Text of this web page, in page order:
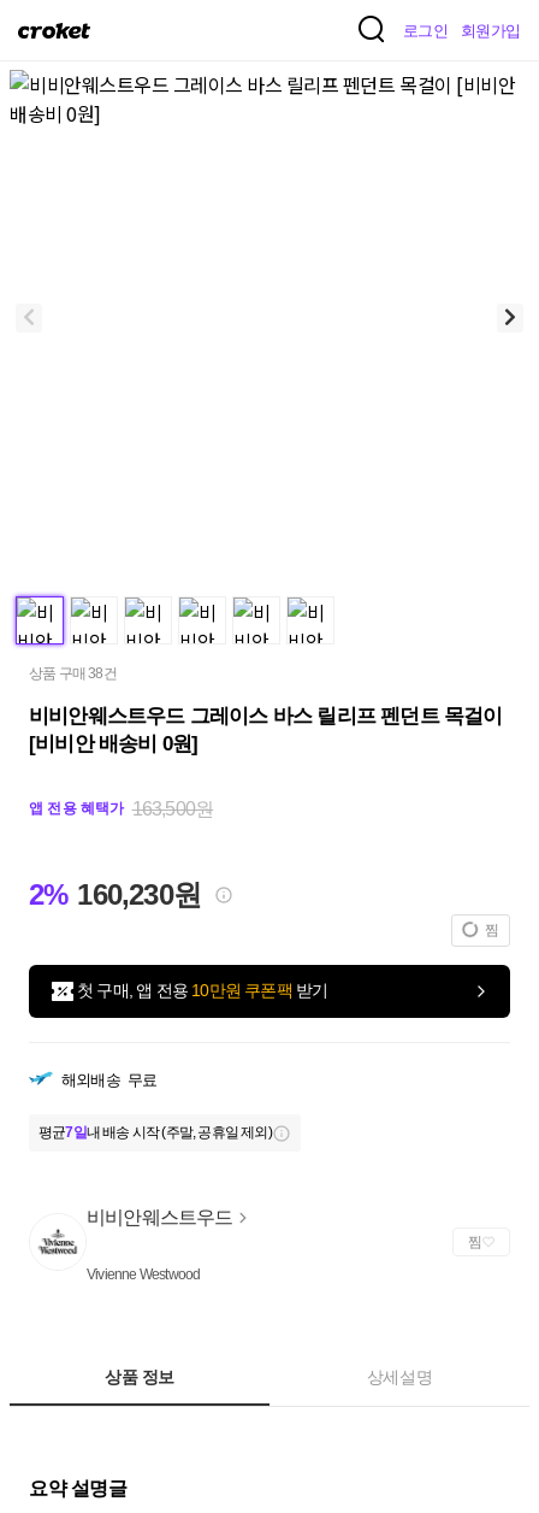
크
켓
로그인 회원가입
상품 구매 38건
비비안웨스트우드 그레이스 바스 릴리프 펜던트 목걸이
[비비안 배송비 0원]
앱 전용 혜택가 163,500원
2% 160,230원
찜
첫 구매, 앱 전용 10만원 쿠폰팩 받기
해외배송 무료
평균7일내 배송 시작 (주말, 공휴일 제외)
비비안웨스트우드
Vivienne Westwood
찜
상품 정보 상세설명
요약 설명글